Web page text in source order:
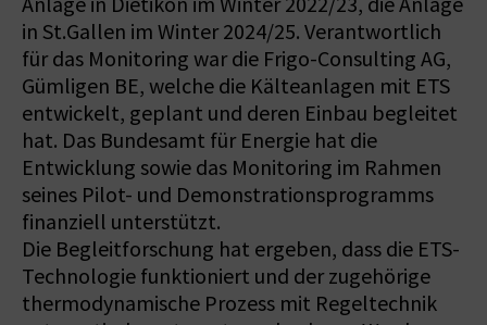
in St.Gallen im Winter 2024/25. Verantwortlich
für das Monitoring war die Frigo-Consulting AG,
Gümligen BE, welche die Kälteanlagen mit ETS
entwickelt, geplant und deren Einbau begleitet
hat. Das Bundesamt für Energie hat die
Entwicklung sowie das Monitoring im Rahmen
seines Pilot- und Demonstrationsprogramms
finanziell unterstützt.
Die Begleitforschung hat ergeben, dass die ETS-
Technologie funktioniert und der zugehörige
thermodynamische Prozess mit Regeltechnik